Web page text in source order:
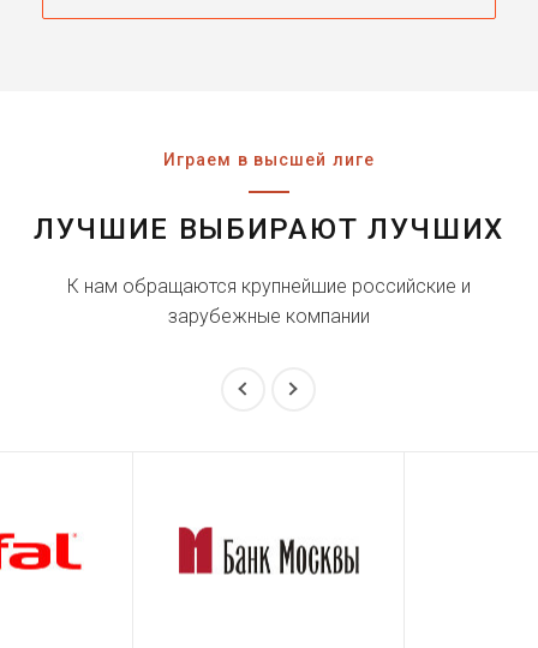
Играем в высшей лиге
ЛУЧШИЕ ВЫБИРАЮТ ЛУЧШИХ
К нам обращаются крупнейшие российские и
зарубежные компании